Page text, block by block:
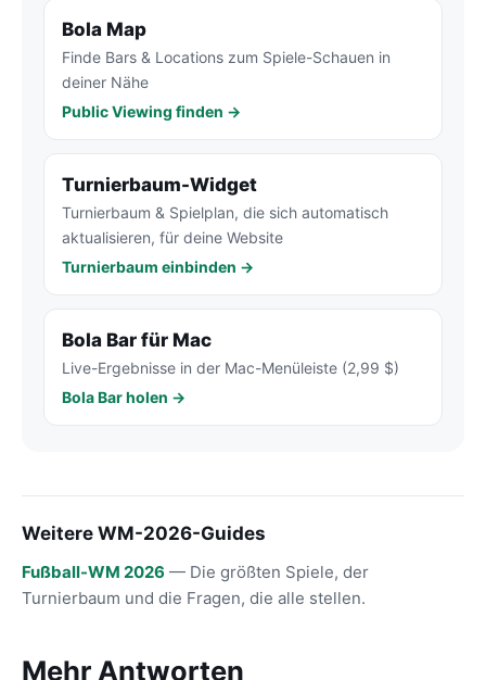
Bola Map
Finde Bars & Locations zum Spiele-Schauen in
deiner Nähe
Public Viewing finden →
Turnierbaum-Widget
Turnierbaum & Spielplan, die sich automatisch
aktualisieren, für deine Website
Turnierbaum einbinden →
Bola Bar für Mac
Live-Ergebnisse in der Mac-Menüleiste (2,99 $)
Bola Bar holen →
Weitere WM-2026-Guides
Fußball-WM 2026 — Die größten Spiele, der
Turnierbaum und die Fragen, die alle stellen.
Mehr Antworten